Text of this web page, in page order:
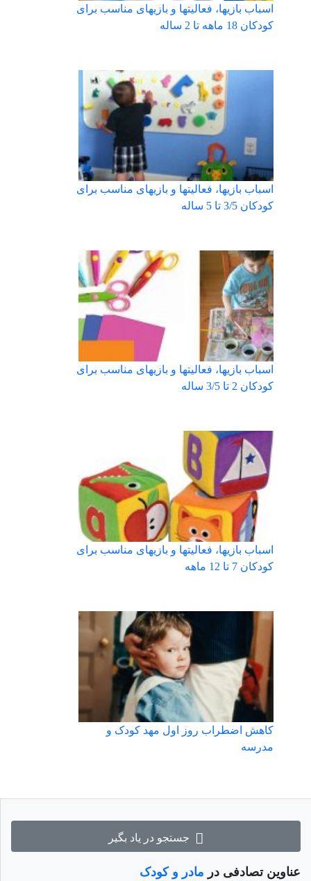
جستجو در یاد بگیر
عناوین تصادفی در مادر و کودک
اسباب بازیها، فعالیتها و بازیهای مناسب برای
کودکان 18 ماهه تا 2 ساله
اسباب بازیها، فعالیتها و بازیهای مناسب برای
کودکان 3/5 تا 5 ساله
اسباب بازیها، فعالیتها و بازیهای مناسب برای
کودکان 2 تا 3/5 ساله
اسباب بازیها، فعالیتها و بازیهای مناسب برای
کودکان 7 تا 12 ماهه
کاهش اضطراب روز اول مهد کودک و
مدرسه